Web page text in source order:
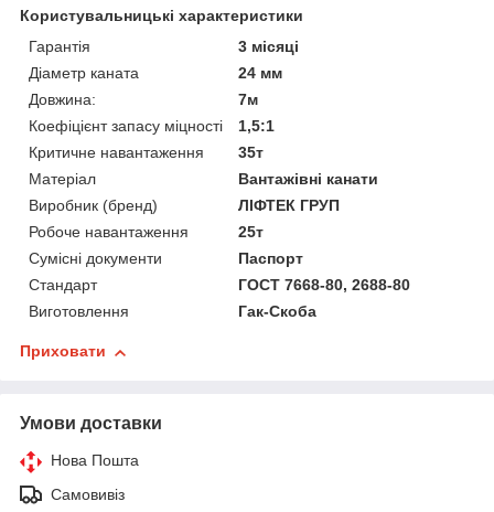
Користувальницькі характеристики
Гарантія
3 місяці
Діаметр каната
24 мм
Довжина:
7м
Коефіцієнт запасу міцності
1,5:1
Критичне навантаження
35т
Матеріал
Вантажівні канати
Виробник (бренд)
ЛІФТЕК ГРУП
Робоче навантаження
25т
Сумісні документи
Паспорт
Стандарт
ГОСТ 7668-80, 2688-80
Виготовлення
Гак-Скоба
Приховати
Умови доставки
Нова Пошта
Самовивіз